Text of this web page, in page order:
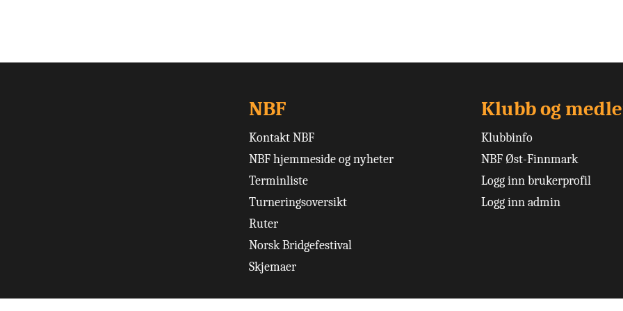
NBF
Kontakt NBF
NBF hjemmeside og nyheter
Terminliste
Turneringsoversikt
Ruter
Norsk Bridgefestival
Skjemaer
Klubb og
Klubbinfo
NBF Øst-Finnmark
Logg inn brukerprofil
Logg inn admin